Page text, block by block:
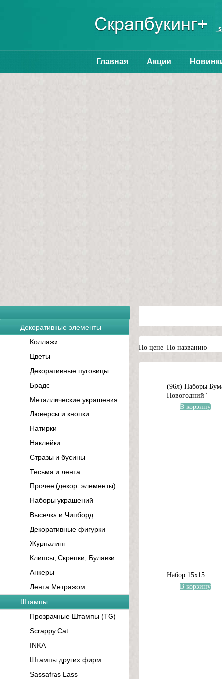
Главная Акции
Декоративные элементы
Коллажи
Цветы
Декоративные пуговицы
Брадс
Металлические украшения
Люверсы и кнопки
Натирки
Наклейки
Стразы и бусины
Тесьма и лента
Прочее (декор. элементы)
Наборы украшений
Высечка и Чипборд
Декоративные фигурки
Журналинг
Клипсы, Скрепки, Булавки
Анкеры
Лента Метражом
Штампы
Прозрачные Штампы (TG)
Scrappy Cat
INKA
Штампы других фирм
Sassafras Lass
По цене По названию
(96л) Наборы
Новогодний"
В корзину
Набор 15х15
В корзину